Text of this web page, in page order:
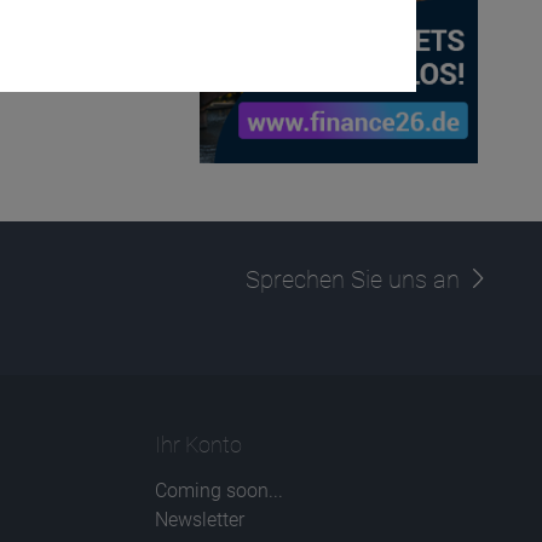
Sprechen Sie uns an
Ihr Konto
Coming soon...
Newsletter